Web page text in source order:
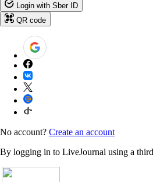
Login with Sber ID
QR code
No account? Create an account
By logging in to LiveJournal using a